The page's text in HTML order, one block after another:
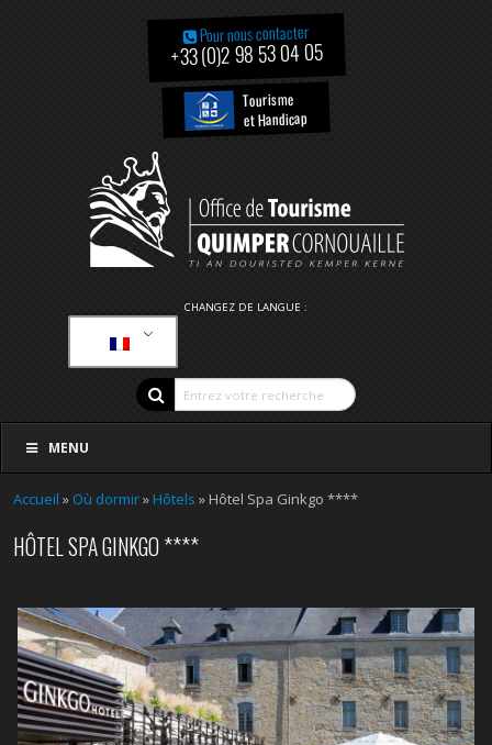
Pour nous contacter
+33 (0)2 98 53 04 05
Tourisme
et Handicap
CHANGEZ DE LANGUE :
MENU
Accueil » Où dormir»Hôtels » Hôtel Spa Ginkgo ****
HÔTEL SPA GINKGO ****